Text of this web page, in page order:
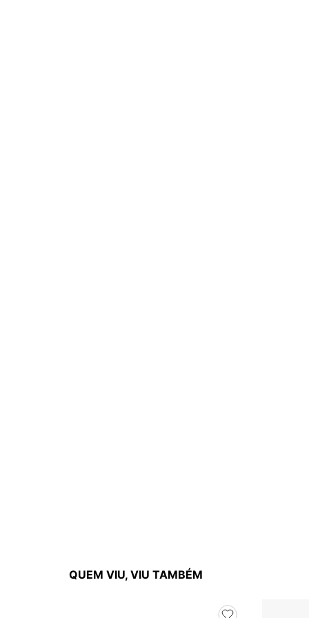
QUEM VIU, VIU TAMBÉM